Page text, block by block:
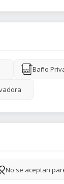
Baño
No se aceptan